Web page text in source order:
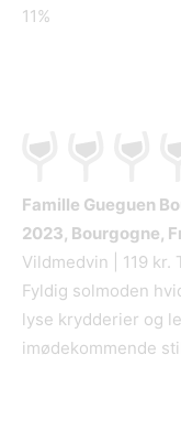
11%
Famille Gueguen
2023, Bourgogne,
Vildmedvin | 119 kr.
Fyldig solmoden
lyse krydderier og
imødekommende